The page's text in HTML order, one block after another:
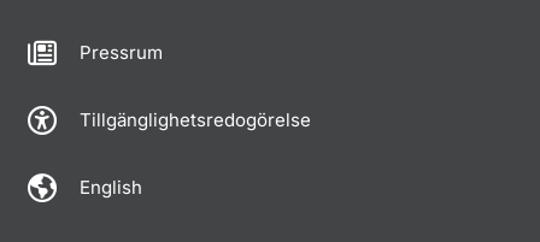
Pressrum
Tillgänglighetsredogörelse
English